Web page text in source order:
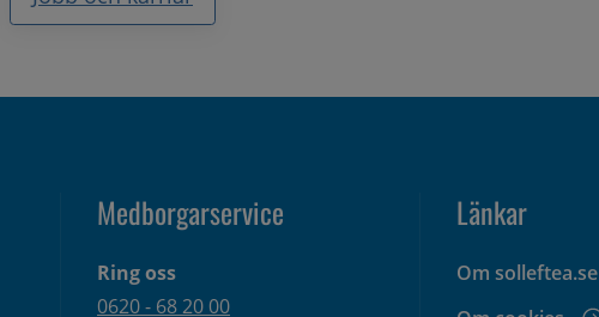
Medborgarservice
Ring oss
0620 - 68 20 00
Länkar
Om solleftea.se